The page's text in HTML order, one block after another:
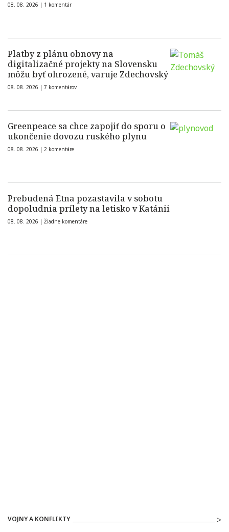
08. 08. 2026 | 1 komentár
Platby z plánu obnovy na
digitalizačné projekty na Slovensku
môžu byť ohrozené, varuje Zdechovský
08. 08. 2026 | 7 komentárov
Greenpeace sa chce zapojiť do sporu o
ukončenie dovozu ruského plynu
08. 08. 2026 | 2 komentáre
Prebudená Etna pozastavila v sobotu
dopoludnia prílety na letisko v Katánii
08. 08. 2026 | Žiadne komentáre
VOJNY A KONFLIKTY